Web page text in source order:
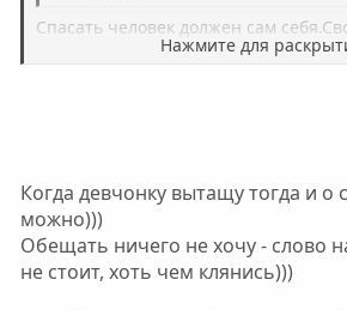
Спасать человек должен сам
Душу.Говорят..никогда не поздно.А не
Нажмите для
Когда девчонку вытащу тогда и о
можно)))
Обещать ничего не хочу - слово
не стоит, хоть чем клянись)))